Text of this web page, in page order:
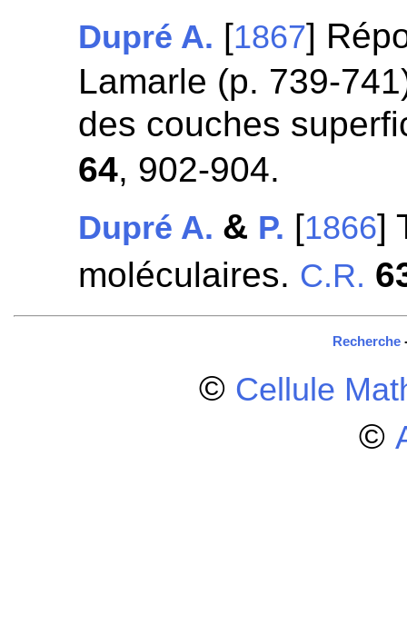
Dupré A. [1867]
Lamarle (p. 739-
des couches
64, 902-904.
Dupré A. & P. [1866]
moléculaires. C.R.
Recherche
© Cellule
©